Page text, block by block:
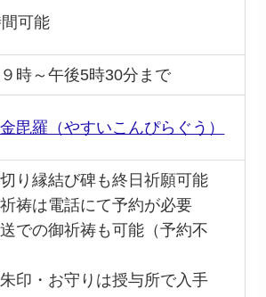
可能
時～午後5時30分まで
毘羅（やすいこんぴらぐう）
切り縁結び碑も終日祈願可能
祈祷は電話にて予約が必要
送での御祈祷も可能（予約不
朱印・お守りは授与所で入手